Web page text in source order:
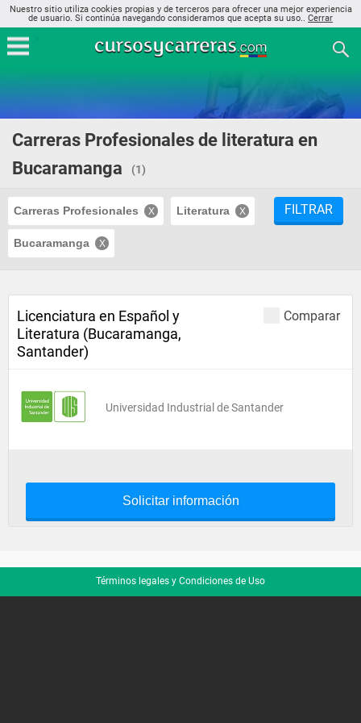
Nuestro sitio utiliza cookies propias y de terceros para ofrecer una mejor experiencia
de usuario. Si continúa navegando consideramos que acepta su uso.. Cerrar
Carreras Profesionales de literatura en
Bucaramanga
(1)
Carreras Profesionales Literatura
Bucaramanga
FILTRAR
Comparar
Licenciatura en Español y
Literatura (Bucaramanga,
Santander)
Universidad Industrial de Santander
Solicitar información
Términos legales y Condiciones de Uso